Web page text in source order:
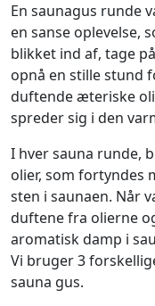
En saunagus runde
en sanse oplevelse,
blikket ind af, tage
opnå en stille stund
duftende æteriske
spreder sig i den
I hver sauna runde,
olier, som fortyndes
sten i saunaen. Når
duftene fra olierne
aromatisk damp i
Vi bruger 3
sauna gus.